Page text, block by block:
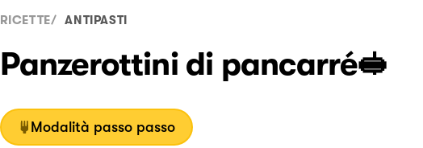
RICETTE/ ANTIPASTI
Panzerottini di pancarré🥪
Modalità passo passo